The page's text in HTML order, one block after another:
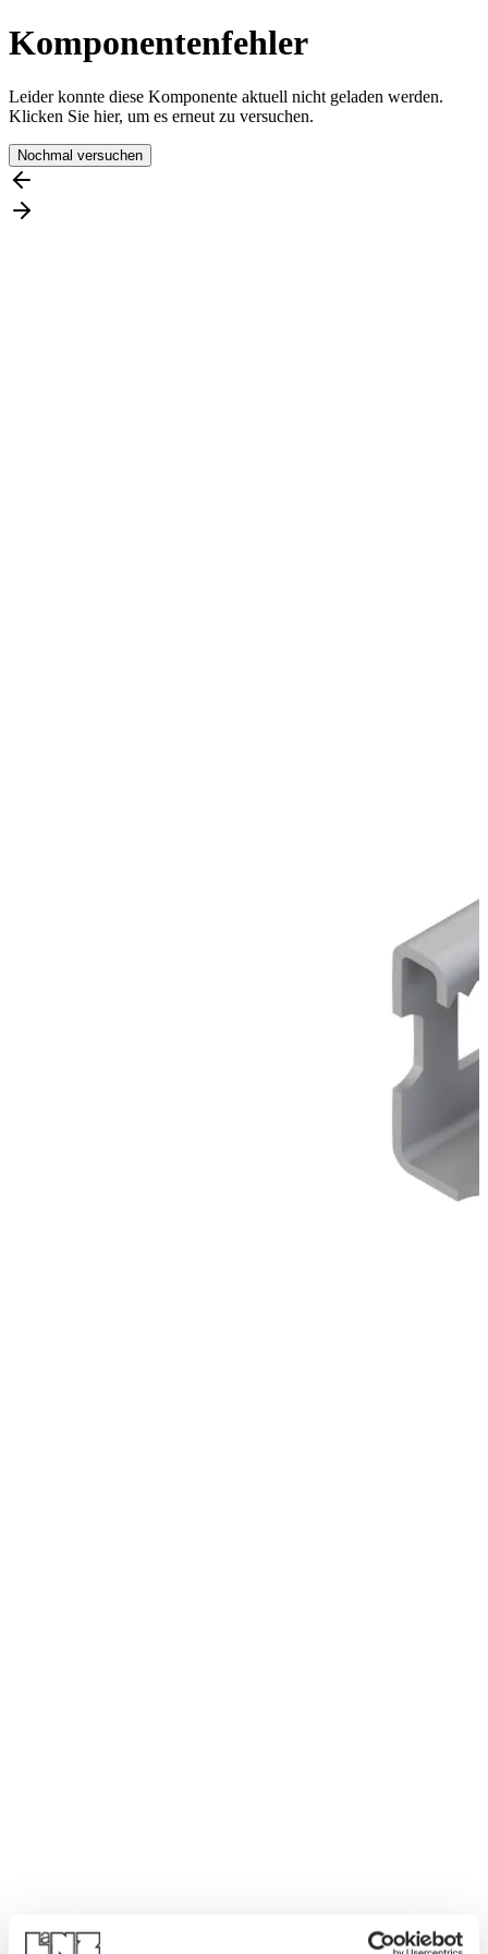
Komponentenfehler
Leider konnte diese Komponente aktuell nicht geladen werden.
Klicken Sie hier, um es erneut zu versuchen.
Nochmal versuchen